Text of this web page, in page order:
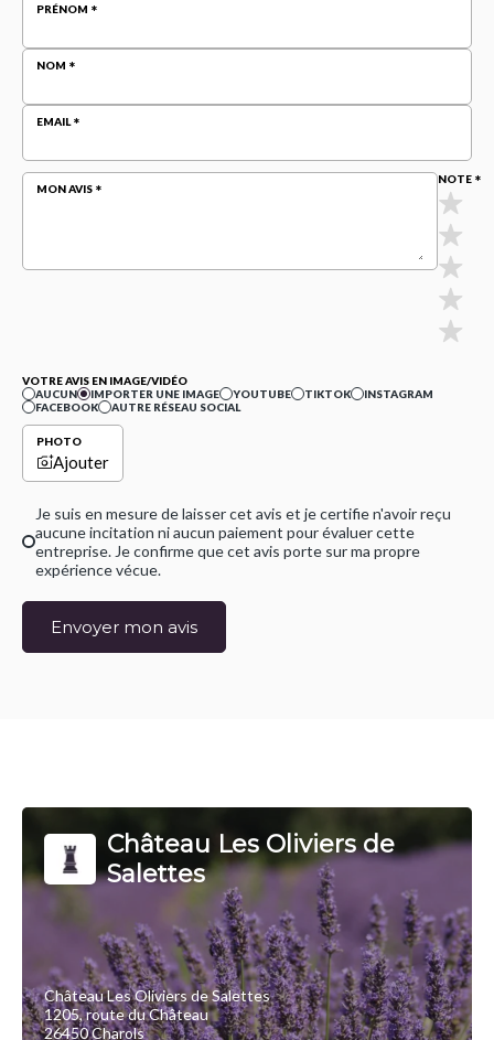
PRÉNOM
NOM
EMAIL
MON AVIS
NOTE
VOTRE AVIS EN IMAGE/VIDÉO
AUCUN
IMPORTER UNE IMAGE YOUTUBE TIKTOK
INSTAGRAM
FACEBOOK
AUTRE RÉSEAU SOCIAL
PHOTO
Ajouter
Je suis en mesure de laisser cet avis et je certifie n'avoir reçu
aucune incitation ni aucun paiement pour évaluer cette
entreprise. Je confirme que cet avis porte sur ma propre
expérience vécue.
Envoyer mon avis
Château Les Oliviers de
Salettes
Château Les Oliviers de Salettes
1205, route du Château
26450 Charols